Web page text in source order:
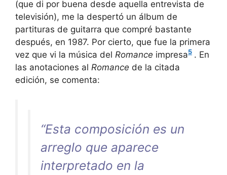
(que di por buena desde aquella entrevista de
televisión), me la despertó un álbum de
partituras de guitarra que compré bastante
después, en 1987. Por cierto, que fue la primera
vez que vi la música del Romance impresa5 . En
las anotaciones al Romance de la citada
edición, se comenta:
“Esta composición es un
arreglo que aparece
interpretado en la